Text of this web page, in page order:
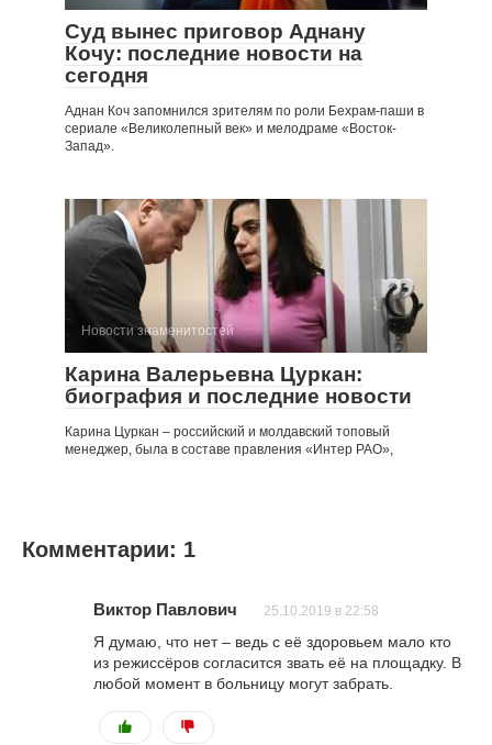
Суд вынес приговор Аднану
Кочу: последние новости на
сегодня
Аднан Коч запомнился зрителям по роли Бехрам-паши в
сериале «Великолепный век» и мелодраме «Восток-
Запад».
Новости знаменитостей
Карина Валерьевна Цуркан:
биография и последние новости
Карина Цуркан – российский и молдавский топовый
менеджер, была в составе правления «Интер РАО»,
Комментарии: 1
Виктор Павлович 25.10.2019 в 22:58
Я думаю, что нет – ведь с её здоровьем мало кто
из режиссёров согласится звать её на площадку. В
любой момент в больницу могут забрать.